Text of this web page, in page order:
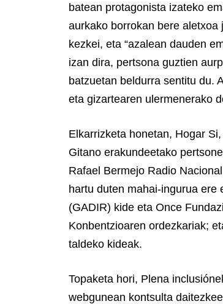
batean protagonista izateko
aurkako borrokan bere aletxoa
kezkei, eta “azalean dauden
izan dira, pertsona guztien
batzuetan beldurra sentitu du.
eta gizartearen ulermenerako
Elkarrizketa honetan, Hogar
Gitano erakundeetako
Rafael Bermejo Radio
hartu duten mahai-ingurua ere
(GADIR) kide eta Once
Konbentzioaren ordezkariak;
taldeko kideak.
Topaketa hori, Plena
webgunean kontsulta